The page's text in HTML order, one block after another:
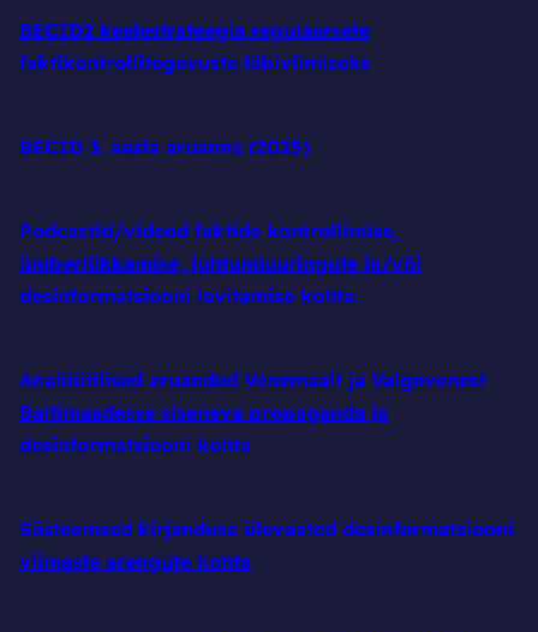
BECID2 keelestrateegia regulaarsete
faktikontrollitegevuste läbiviimiseks
BECID 3. aasta aruanne (2025)
Podcastid/videod faktide kontrollimise,
ümberlükkamise, juhtumiuuringute ja/või
desinformatsiooni levitamise kohta.
Analüütilised aruanded Venemaalt ja Valgevenest
Baltimaadesse siseneva propaganda ja
desinformatsiooni kohta
Süsteemsed kirjanduse ülevaated desinformatsiooni
viimaste arengute kohta